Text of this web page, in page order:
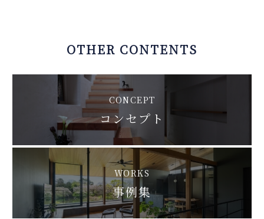
OTHER CONTENTS
CONCEPT
コンセプト
WORKS
事例集